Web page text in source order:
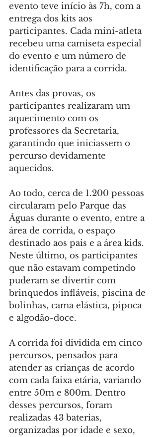
evento teve início às 7h, com a
entrega dos kits aos
participantes. Cada mini-atleta
recebeu uma camiseta especial
do evento e um número de
identificação para a corrida.
Antes das provas, os
participantes realizaram um
aquecimento com os
professores da Secretaria,
garantindo que iniciassem o
percurso devidamente
aquecidos.
Ao todo, cerca de 1.200 pessoas
circularam pelo Parque das
Águas durante o evento, entre a
área de corrida, o espaço
destinado aos pais e a área kids.
Neste último, os participantes
que não estavam competindo
puderam se divertir com
brinquedos infláveis, piscina de
bolinhas, cama elástica, pipoca
e algodão-doce.
A corrida foi dividida em cinco
percursos, pensados para
atender as crianças de acordo
com cada faixa etária, variando
entre 50m e 800m. Dentro
desses percursos, foram
realizadas 43 baterias,
organizadas por idade e sexo,